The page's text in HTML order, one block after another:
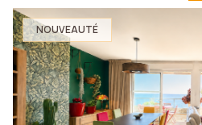
NOUVEAUTÉ